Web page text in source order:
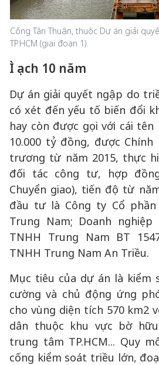
Cống Tân Thuận, thuộc Dự án giải
TP.HCM (giai đoạn 1).
Ì ạch 10 năm
Dự án giải quyết ngập do
có xét đến yếu tố biến đổi
hay còn được gọi với cái
10.000 tỷ đồng, được
trương từ năm 2015, thực
đối tác công tư, hợp
Chuyển giao), tiến độ từ
đầu tư là Công ty Cổ
Trung Nam; Doanh
TNHH Trung Nam BT
TNHH Trung Nam An Triều.
Mục tiêu của dự án là kiểm
cường và chủ động ứng
cho vùng diện tích 570 km2
dân thuộc khu vực bờ
trung tâm TP.HCM... Quy
cống kiểm soát triều lớn,